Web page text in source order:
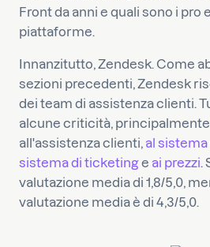
Front da anni e quali sono i pro
piattaforme.
Innanzitutto, Zendesk. Come
sezioni precedenti, Zendesk
dei team di assistenza clienti.
alcune criticità,
all'assistenza clienti,al
sistema di ticketinge ai prezzi.
valutazione media di 1,8/5,0,
valutazione media è di 4,3/5,0.